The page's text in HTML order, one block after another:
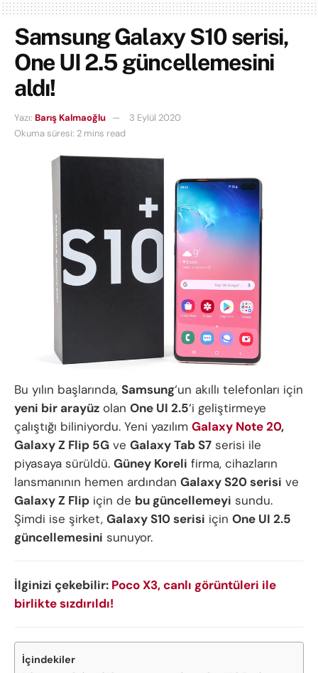
Samsung Galaxy S10 serisi,
One UI 2.5 güncellemesini
aldı!
Yazı: Barış Kalmaoğlu
3 Eylül 2020
Okuma süresi: 2 mins read
Bu yılın başlarında, Samsung‘un akıllı telefonları için
yeni bir arayüz olan One UI 2.5‘i geliştirmeye
çalıştığı biliniyordu. Yeni yazılım Galaxy Note 20,
Galaxy Z Flip 5G ve Galaxy Tab S7 serisi ile
piyasaya sürüldü. Güney Koreli firma, cihazların
lansmanının hemen ardından Galaxy S20 serisi ve
Galaxy Z Flip için de bu güncellemeyi sundu.
Şimdi ise şirket, Galaxy S10 serisi için One UI 2.5
güncellemesini sunuyor.
İlginizi çekebilir: Poco X3, canlı görüntüleri ile
birlikte sızdırıldı!
İçindekiler